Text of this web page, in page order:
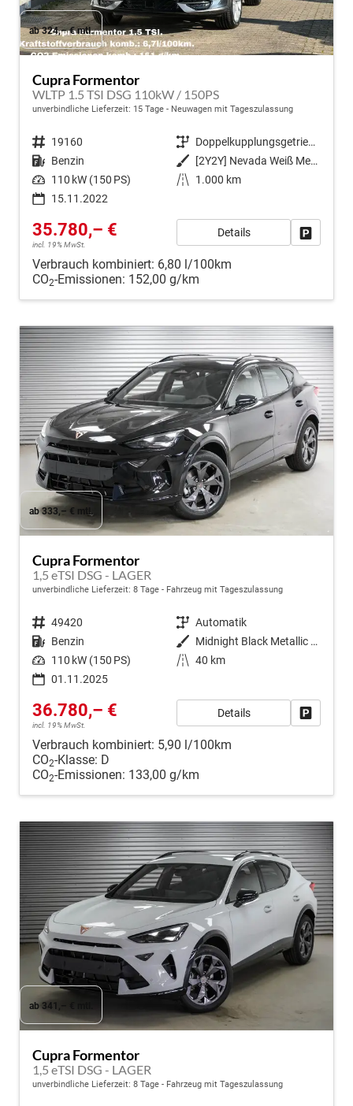
ab 324,– € mtl.
Cupra Formentor
WLTP 1.5 TSI DSG 110kW / 150PS
unverbindliche Lieferzeit: 15 Tage Neuwagen mit Tageszulassung
Fahrzeugnr. 19160 Getriebe
Doppelkupplungsgetriebe (DSG)
Kraftstoff Benzin Außenfarbe
[2Y2Y] Nevada Weiß Metallic
Leistung 110 kW (150 PS) Kilometerstand
1.000 km
15.11.2022
35.780,– €
incl. 19% MwSt.
Details
Verbrauch kombiniert: 6,80 l/100km
CO2-Emissionen: 152,00 g/km
ab 333,– € mtl.
Cupra Formentor
1,5 eTSI DSG - LAGER
unverbindliche Lieferzeit: 8 Tage Fahrzeug mit Tageszulassung
Fahrzeugnr. 49420 Getriebe Automatik
Kraftstoff Benzin Außenfarbe
Midnight Black Metallic (0E)
Leistung 110 kW (150 PS) Kilometerstand 40 km
01.11.2025
36.780,– €
incl. 19% MwSt.
Details
Verbrauch kombiniert: 5,90 l/100km
CO2-Klasse: D
CO2-Emissionen: 133,00 g/km
ab 341,– € mtl.
Cupra Formentor
1,5 eTSI DSG - LAGER
unverbindliche Lieferzeit: 8 Tage Fahrzeug mit Tageszulassung